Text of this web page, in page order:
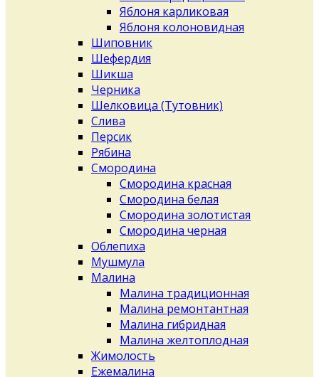
Яблоня карликовая
Яблоня колоновидная
Шиповник
Шефердия
Шикша
Черника
Шелковица (Тутовник)
Слива
Персик
Рябина
Смородина
Смородина красная
Смородина белая
Смородина золотистая
Смородина черная
Облепиха
Мушмула
Малина
Малина традиционная
Малина ремонтантная
Малина гибридная
Малина желтоплодная
Жимолость
Ежемалина